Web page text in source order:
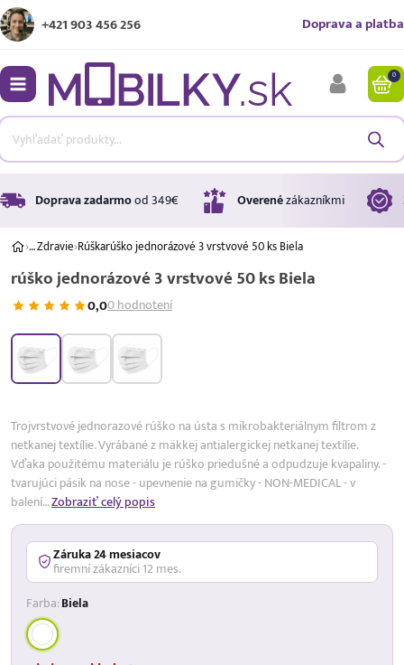
+421 903 456 256 Doprava a platba
0
Doprava zadarmood 349€ Overenézákazníkmi
›…Zdravie›Rúškarúško jednorázové 3 vrstvové 50 ks Biela
rúško jednorázové 3 vrstvové 50 ks Biela
0,00 hodnotení
Úrok
17,99 %
p.a.
Trojvrstvové jednorazové rúško na ústa s mikrobakteriálnym filtrom z
netkanej textílie. Vyrábané z mäkkej antialergickej netkanej textílie.
Vďaka použitému materiálu je rúško priedušné a odpudzuje kvapaliny. -
tvarujúci pásik na nose - upevnenie na gumičky - NON-MEDICAL - v
balení…Zobraziť celý popis
Záruka 24 mesiacov
firemní zákazníci 12 mes.
Farba:Biela